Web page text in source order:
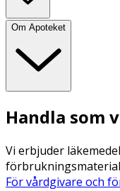
Om Apoteket
Handla som
Vi erbjuder
För vårdgivare och